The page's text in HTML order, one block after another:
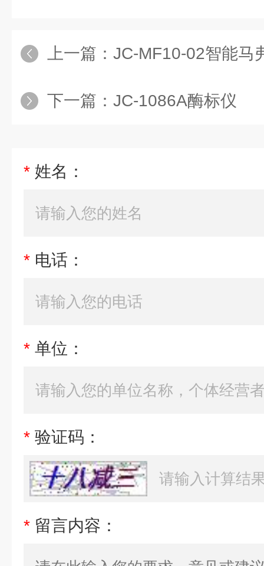
上一篇： JC-MF10-02智能马
下一篇： JC-1086A酶标仪
* 姓名：
* 电话：
* 单位：
* 验证码：
* 留言内容：